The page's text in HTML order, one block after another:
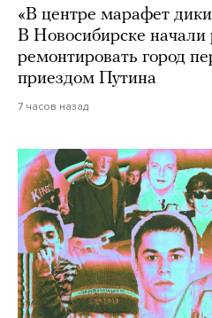
«В центре марафет
В Новосибирске начали
ремонтировать город
приездом Путина
7 часов назад